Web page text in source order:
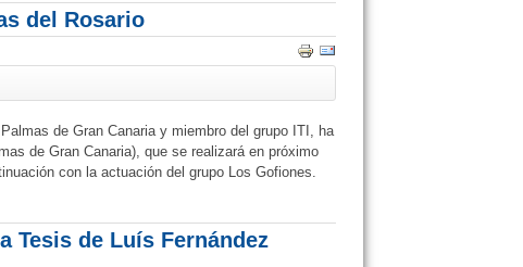
del Rosario
de Gran Canaria y miembro del grupo ITI, ha
de Gran Canaria), que se realizará en próximo
con la actuación del grupo Los Gofiones.
Tesis de Luís Fernández